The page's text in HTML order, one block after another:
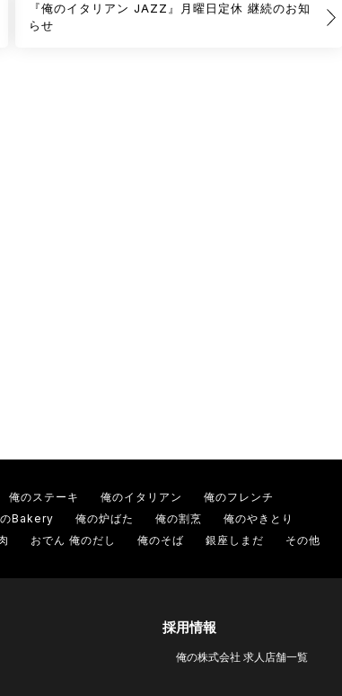
『俺のイタリアン JAZZ』月曜日定休 継続のお知
らせ
俺のステーキ 俺のイタリアン
俺のフレンチ
Bakery
俺の炉ばた 俺の割烹
俺のやきとり
おでん 俺のだし 俺のそば 銀座しまだ その他
採用情報
俺の株式会社 求人店舗一覧